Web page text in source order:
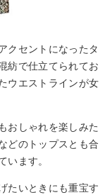
クセントになったタ
紡で仕立てられてお
ウエストラインが女
おしゃれを楽しみた
どのトップスとも合
います。
たいときにも重宝す